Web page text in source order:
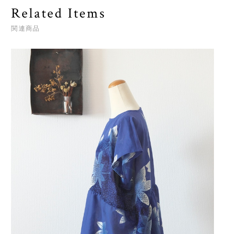
Related Items
関連商品